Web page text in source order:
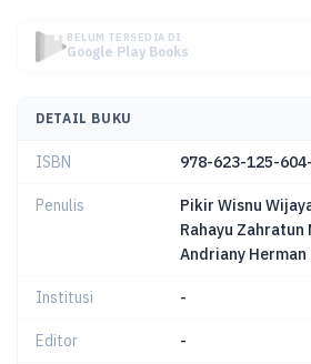
BELUM TERSEDIA DI
Google Play Books
DETAIL BUKU
ISBN 978-623-125-
Penulis
Pikir Wisnu
Rahayu
Andriany Herman
Institusi -
Editor -